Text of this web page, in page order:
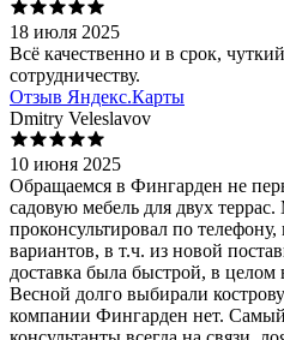
18 июля 2025
Всё качественно и в срок,
сотрудничеству.
Отзыв Яндекс.Карты
Dmitry Veleslavov
10 июня 2025
Обращаемся в Фингарден не
садовую мебель для двух
проконсультировал по
вариантов, в т.ч. из новой
доставка была быстрой, в целом
Весной долго выбирали
компании Фингарден нет.